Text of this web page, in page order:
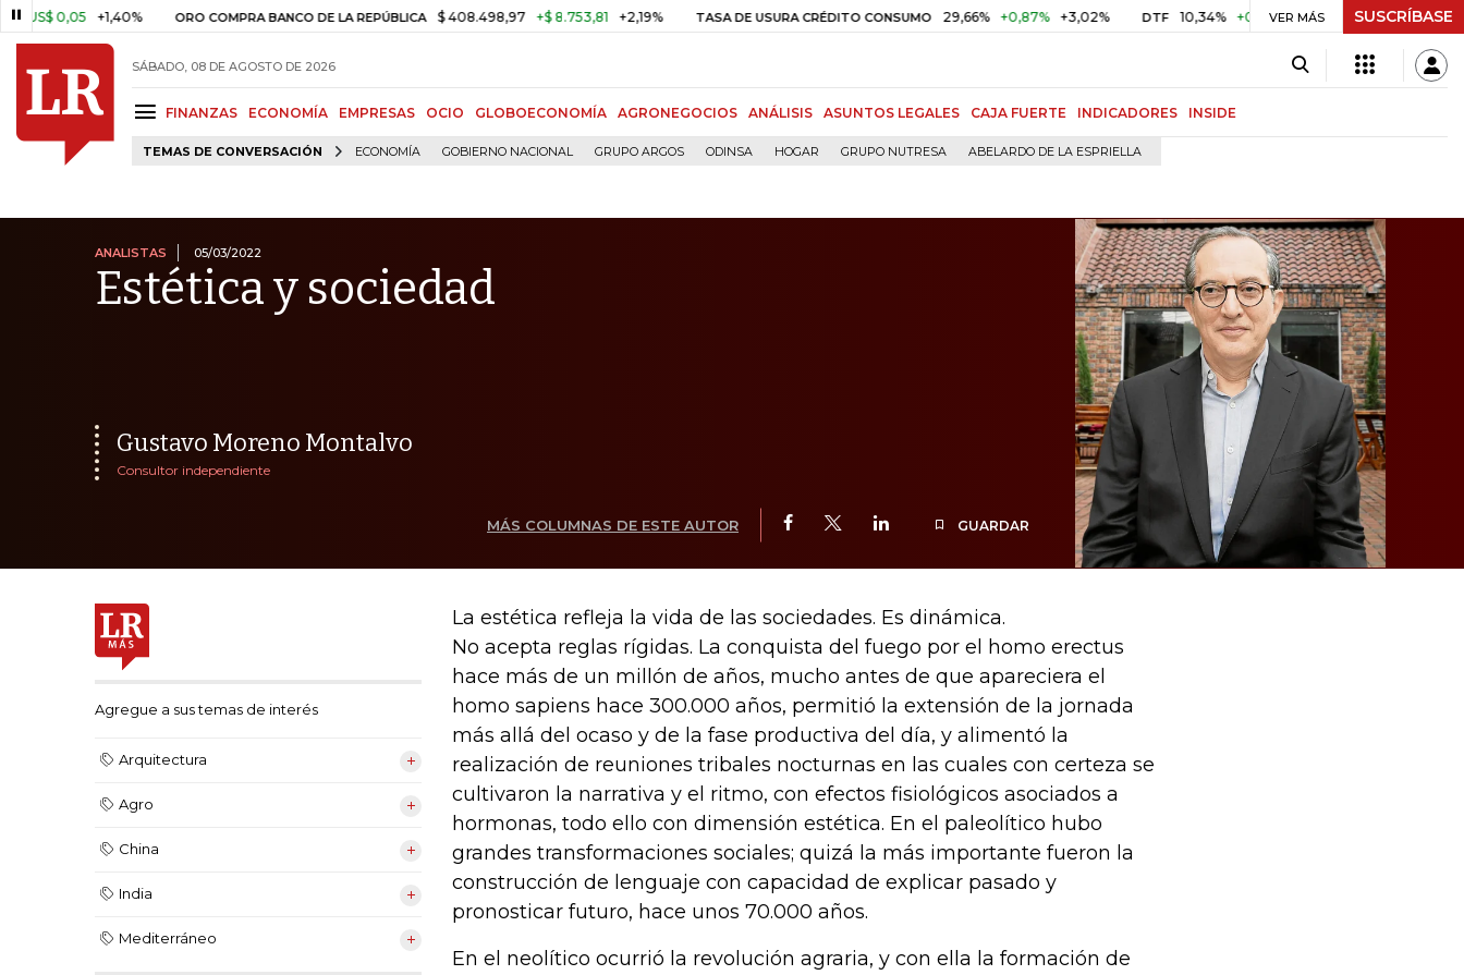
+1,40% ORO COMPRA BANCO DE LA REPÚBLICA $ 408.498,97 +$ 8.753,81 +2,19% TASA DE USURA CRÉDITO CONSUMO 29,66% +0,87% +3,02% DTF 10,34% +0,10% +0,98% UVR $ 416,96 +$ 0,05
VER MÁS SUSCRÍBASE
SÁBADO, 08 DE AGOSTO DE 2026
FINANZAS ECONOMÍA EMPRESAS OCIO GLOBOECONOMÍA AGRONEGOCIOS ANÁLISIS ASUNTOS LEGALES CAJA FUERTE INDICADORES INSIDE
TEMAS DE CONVERSACIÓN ECONOMÍA GOBIERNO NACIONAL GRUPO ARGOS ODINSA HOGAR GRUPO NUTRESA ABELARDO DE LA ESPRIELLA
ANALISTAS 05/03/2022
Estética y sociedad
Gustavo Moreno Montalvo
Consultor independiente
MÁS COLUMNAS DE ESTE AUTOR GUARDAR
Agregue a sus temas de interés
Arquitectura
Agro
China
India
Mediterráneo
La estética refleja la vida de las sociedades. Es dinámica.
No acepta reglas rígidas. La conquista del fuego por el homo erectus
hace más de un millón de años, mucho antes de que apareciera el
homo sapiens hace 300.000 años, permitió la extensión de la jornada
más allá del ocaso y de la fase productiva del día, y alimentó la
realización de reuniones tribales nocturnas en las cuales con certeza se
cultivaron la narrativa y el ritmo, con efectos fisiológicos asociados a
hormonas, todo ello con dimensión estética. En el paleolítico hubo
grandes transformaciones sociales; quizá la más importante fueron la
construcción de lenguaje con capacidad de explicar pasado y
pronosticar futuro, hace unos 70.000 años.
En el neolítico ocurrió la revolución agraria, y con ella la formación de